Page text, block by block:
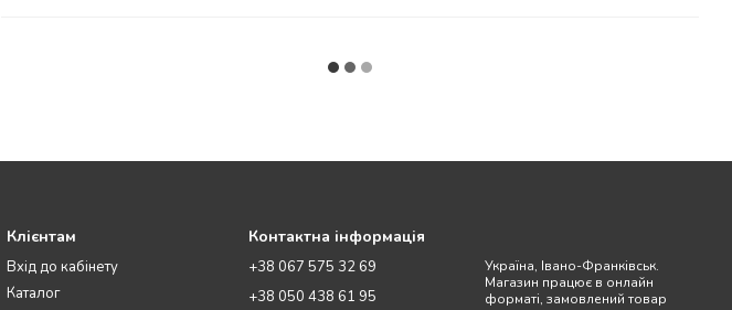
Клієнтам
Вхід до кабінету
Каталог
Контактна інформація
+38 067 575 32 69
+38 050 438 61 95
Україна, Івано-Франківськ.
Магазин працює в онлайн
форматі, замовлений товар